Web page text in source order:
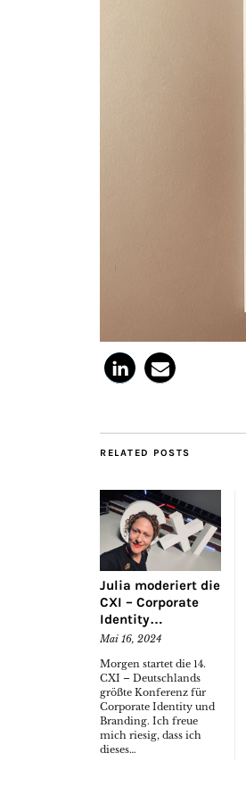
RELATED POSTS
Julia moderiert die
CXI – Corporate
Identity…
Mai 16, 2024
Morgen startet die 14.
CXI – Deutschlands
größte Konferenz für
Corporate Identity und
Branding. Ich freue
mich riesig, dass ich
dieses…